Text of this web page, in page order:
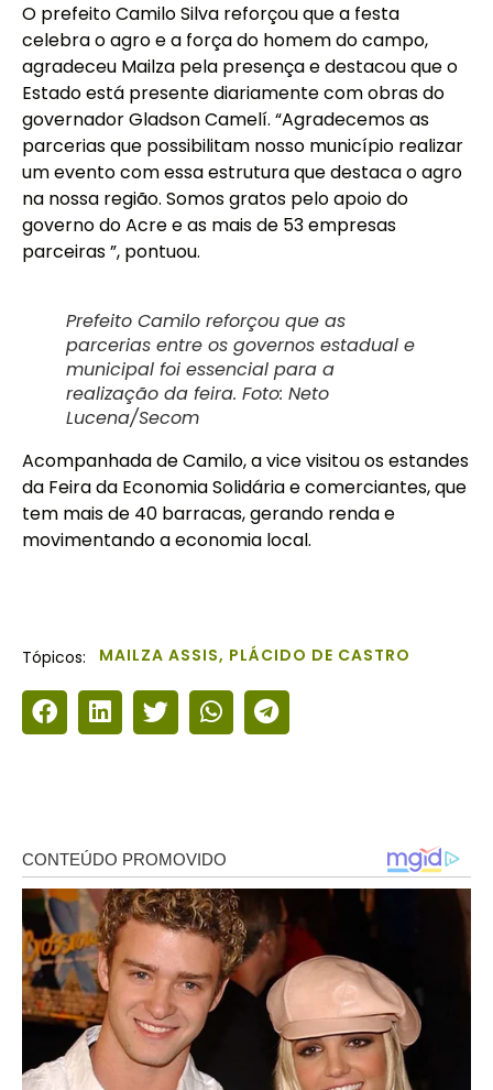
O prefeito Camilo Silva reforçou que a festa
celebra o agro e a força do homem do campo,
agradeceu Mailza pela presença e destacou que o
Estado está presente diariamente com obras do
governador Gladson Camelí. “Agradecemos as
parcerias que possibilitam nosso município realizar
um evento com essa estrutura que destaca o agro
na nossa região. Somos gratos pelo apoio do
governo do Acre e as mais de 53 empresas
parceiras ”, pontuou.
Prefeito Camilo reforçou que as
parcerias entre os governos estadual e
municipal foi essencial para a
realização da feira. Foto: Neto
Lucena/Secom
Acompanhada de Camilo, a vice visitou os estandes
da Feira da Economia Solidária e comerciantes, que
tem mais de 40 barracas, gerando renda e
movimentando a economia local.
Tópicos: MAILZA ASSIS, PLÁCIDO DE CASTRO